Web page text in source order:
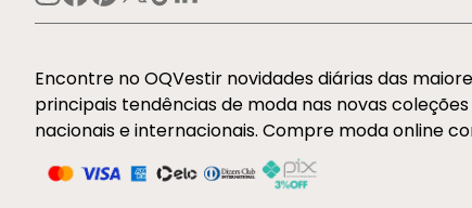
Encontre no OQVestir novidades diárias das
principais tendências de moda nas novas
nacionais e internacionais. Compre moda online